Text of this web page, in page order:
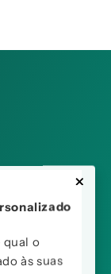
qual o
às suas